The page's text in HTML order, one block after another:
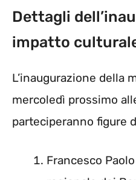
Dettagli
impatto
L’inaugurazione della
mercoledì prossimo
parteciperanno figure
Francesco